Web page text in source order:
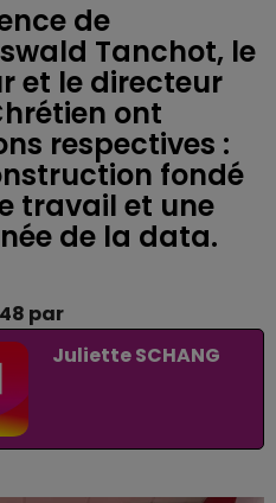
de
Tanchot, le
et le directeur
ont
respectives :
fondé
travail et une
de la data.
par
Juliette SCHANG